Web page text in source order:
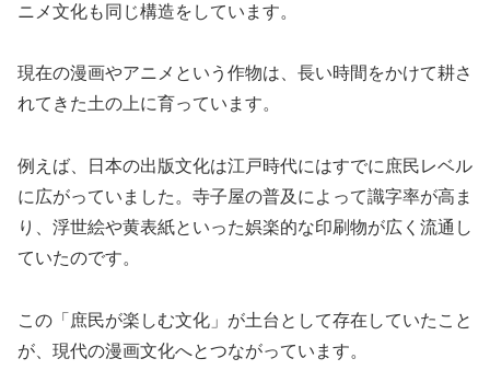
ニメ文化も同じ構造をしています。
現在の漫画やアニメという作物は、長い時間をかけて耕さ
れてきた土の上に育っています。
例えば、日本の出版文化は江戸時代にはすでに庶民レベル
に広がっていました。寺子屋の普及によって識字率が高ま
り、浮世絵や黄表紙といった娯楽的な印刷物が広く流通し
ていたのです。
この「庶民が楽しむ文化」が土台として存在していたこと
が、現代の漫画文化へとつながっています。